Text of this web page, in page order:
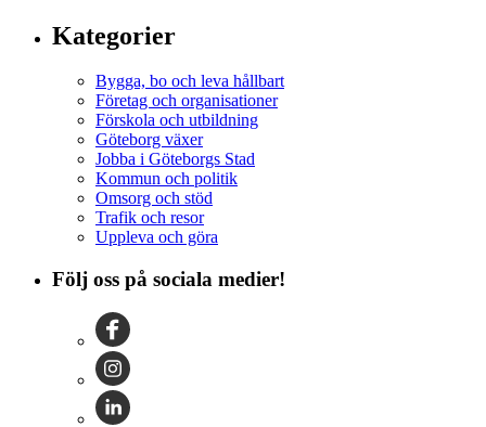
Kategorier
Bygga, bo och leva hållbart
Företag och organisationer
Förskola och utbildning
Göteborg växer
Jobba i Göteborgs Stad
Kommun och politik
Omsorg och stöd
Trafik och resor
Uppleva och göra
Följ oss på sociala medier!